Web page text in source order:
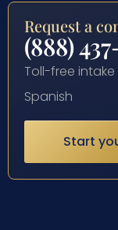
Request a
(888)
Toll-free intake
Spanish
Start